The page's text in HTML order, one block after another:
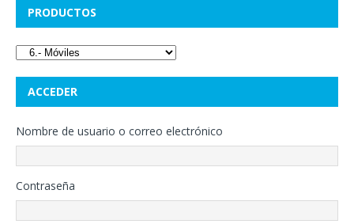
PRODUCTOS
ACCEDER
Nombre de usuario o correo electrónico
Contraseña